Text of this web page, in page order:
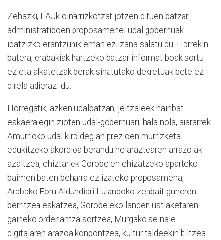
Zehazki, EAJk oinarrizkotzat jotzen dituen batzar
administratiboen proposamenei udal gobernuak
idatzizko erantzunik eman ez izana salatu du. Horrekin
batera, erabakiak hartzeko batzar informatiboak sortu
ez eta alkatetzak berak sinatutako dekretuak bete ez
direla adierazi du.
Horregatik, azken udalbatzan, jeltzaleek hainbat
eskaera egin zioten udal-gobernuari, hala nola, aiararrek
Amurrioko udal kiroldegian prezioen murrizketa
edukitzeko akordioa berandu helaraztearen arrazoiak
azaltzea, ehiztariek Gorobelen ehizatzeko aparteko
baimen baten beharra ez izateko proposamena,
Arabako Foru Aldundiari Luiandoko zenbait guneren
berritzea eskatzea, Gorobeleko landen ustiaketaren
gaineko ordenantza sortzea, Murgako seinale
digitalaren arazoa konpontzea, kultur taldeekin biltzea